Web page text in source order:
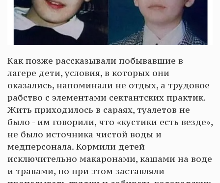
Как позже рассказывали побывавшие в
лагере дети, условия, в которых они
оказались, напоминали не отдых, а трудовое
рабство с элементами сектантских практик.
Жить приходилось в сараях, туалетов не
было - им говорили, что «кустики есть везде»,
не было источника чистой воды и
медперсонала. Кормили детей
исключительно макаронами, кашами на воде
и травами, но при этом заставляли